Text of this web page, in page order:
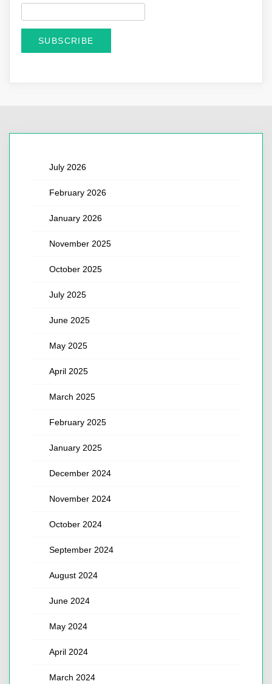
July 2026
February 2026
January 2026
November 2025
October 2025
July 2025
June 2025
May 2025
April 2025
March 2025
February 2025
January 2025
December 2024
November 2024
October 2024
September 2024
August 2024
June 2024
May 2024
April 2024
March 2024